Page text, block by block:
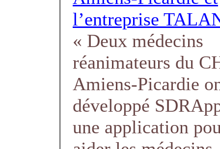
l’entreprise
« Deux médecins
réanimateurs du
Amiens-Picardie
développé
une application